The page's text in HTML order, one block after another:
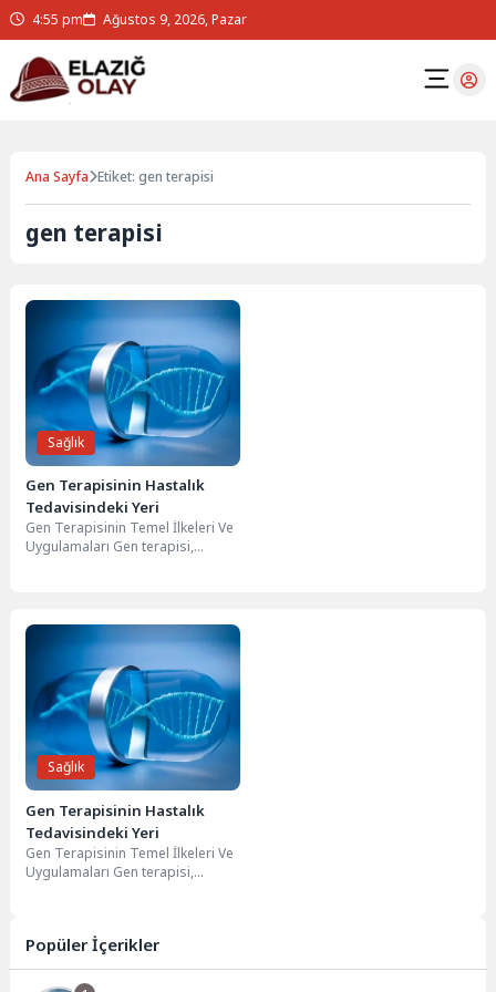
4:55 pm Ağustos 9, 2026, Pazar
Ana Sayfa Etiket: gen terapisi
gen terapisi
Sağlık
Gen Terapisinin Hastalık
Tedavisindeki Yeri
Gen Terapisinin Temel İlkeleri Ve
Uygulamaları Gen terapisi,
Sağlık
Gen Terapisinin Hastalık
Tedavisindeki Yeri
Gen Terapisinin Temel İlkeleri Ve
Uygulamaları Gen terapisi,
Popüler İçerikler